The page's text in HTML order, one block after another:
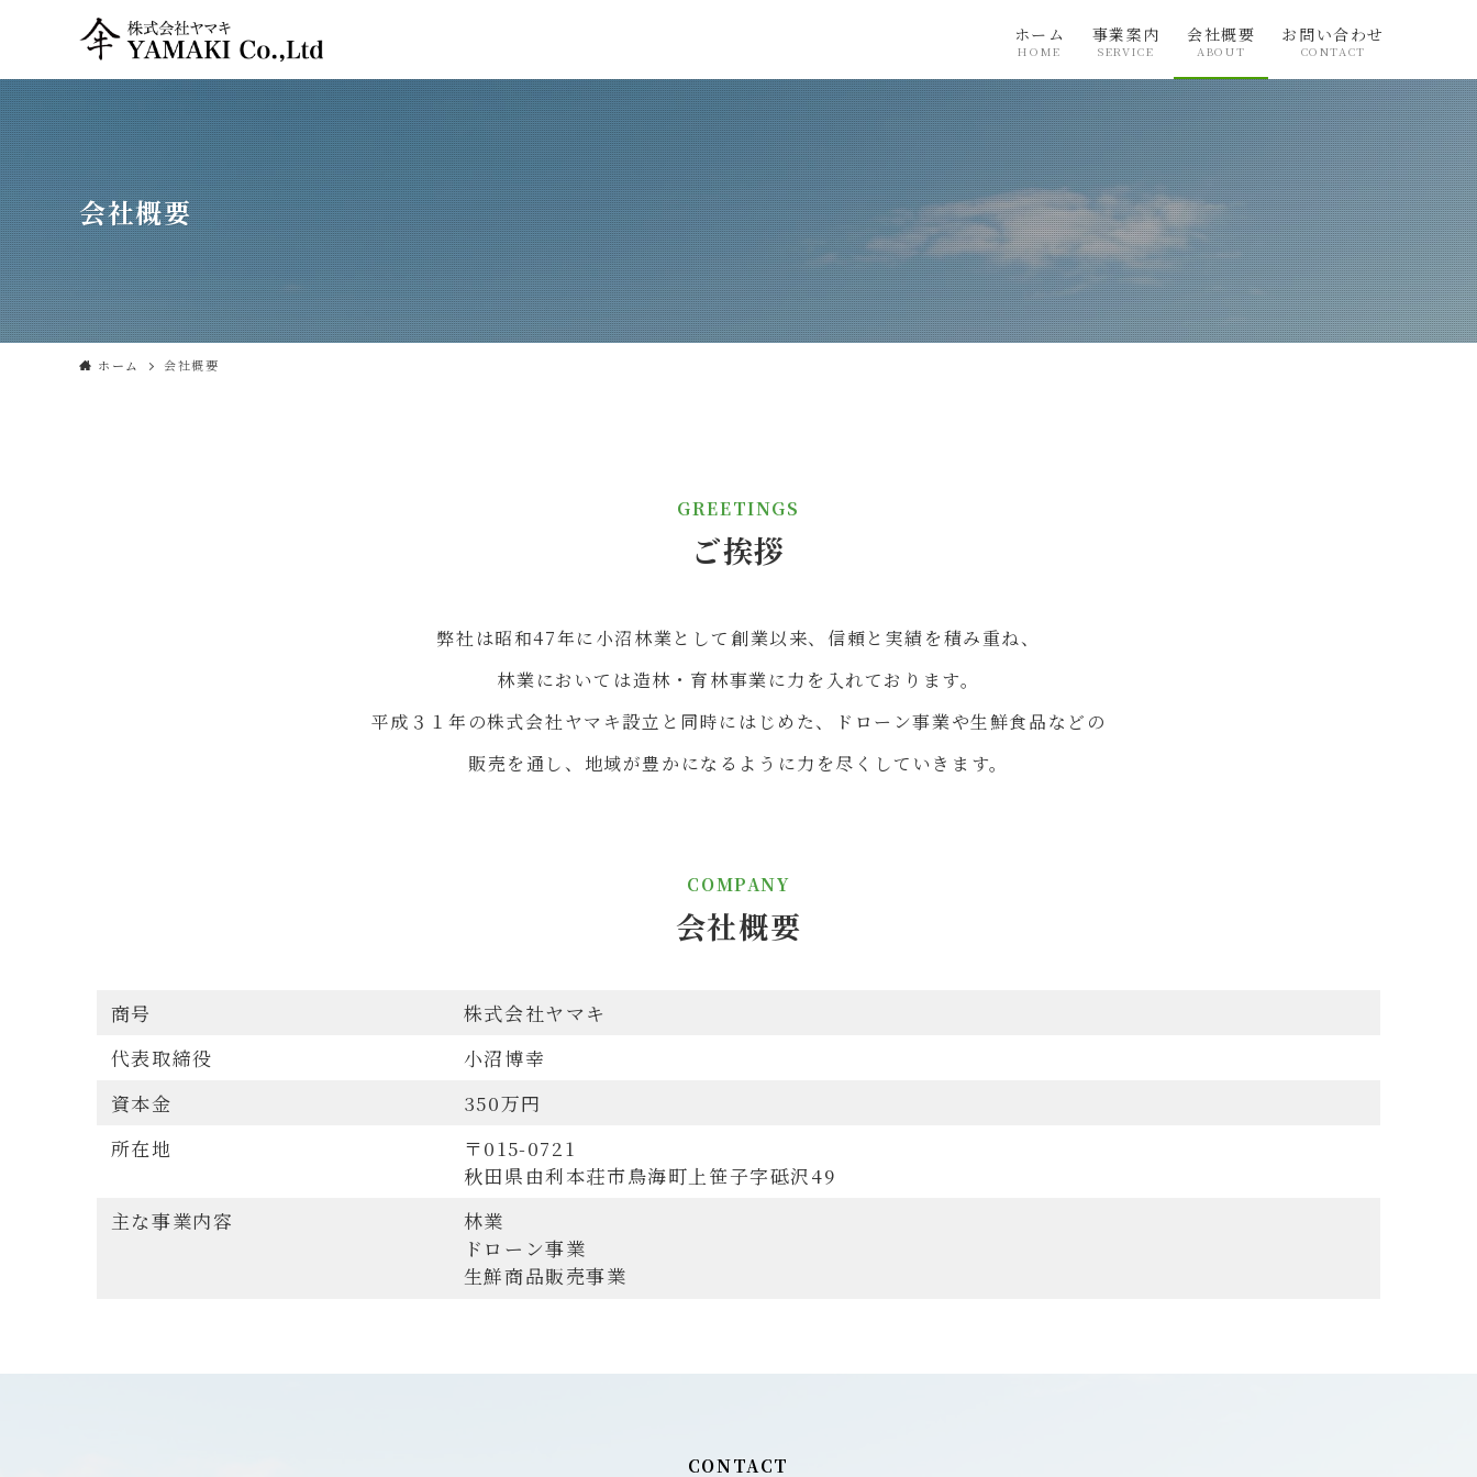
ホーム
HOME
事業案内
SERVICE
会社概要
ABOUT
お問い合わせ
CONTACT
会社概要
ホーム 会社概要
GREETINGS
ご挨拶
弊社は昭和47年に小沼林業として創業以来、信頼と実績を積み重ね、
林業においては造林・育林事業に力を入れております。
平成３１年の株式会社ヤマキ設立と同時にはじめた、ドローン事業や生鮮食品などの
販売を通し、地域が豊かになるように力を尽くしていきます。
COMPANY
会社概要
商号
株式会社ヤマキ
代表取締役
小沼博幸
資本金
350万円
所在地
〒015-0721
秋田県由利本荘市鳥海町上笹子字砥沢49
主な事業内容
林業
ドローン事業
生鮮商品販売事業
CONTACT